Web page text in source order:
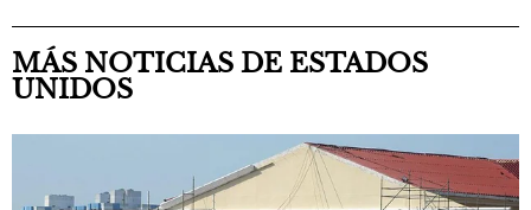
MÁS NOTICIAS DE ESTADOS
UNIDOS